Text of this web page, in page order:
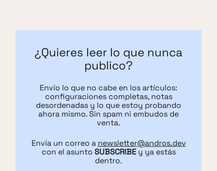
¿Quieres leer lo que nunca
publico?
Envío lo que no cabe en los artículos:
configuraciones completas, notas
desordenadas y lo que estoy probando
ahora mismo. Sin spam ni embudos de
venta.
Envía un correo a newsletter@andros.dev
con el asunto SUBSCRIBEy ya estás
dentro.